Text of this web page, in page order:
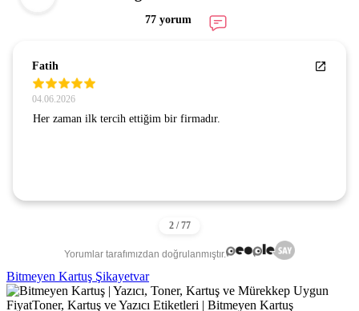
77 yorum
Fatih
04.06.2026
Her zaman ilk tercih ettiğim bir firmadır.
Yorumlar tarafımızdan doğrulanmıştır.
Bitmeyen Kartuş Şikayetvar